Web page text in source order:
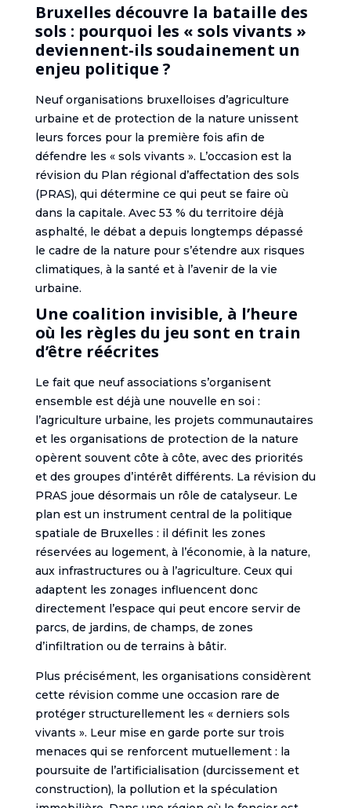
Bruxelles découvre la bataille des
sols : pourquoi les « sols vivants »
deviennent-ils soudainement un
enjeu politique ?
Neuf organisations bruxelloises d’agriculture
urbaine et de protection de la nature unissent
leurs forces pour la première fois afin de
défendre les « sols vivants ». L’occasion est la
révision du Plan régional d’affectation des sols
(PRAS), qui détermine ce qui peut se faire où
dans la capitale. Avec 53 % du territoire déjà
asphalté, le débat a depuis longtemps dépassé
le cadre de la nature pour s’étendre aux risques
climatiques, à la santé et à l’avenir de la vie
urbaine.
Une coalition invisible, à l’heure
où les règles du jeu sont en train
d’être réécrites
Le fait que neuf associations s’organisent
ensemble est déjà une nouvelle en soi :
l’agriculture urbaine, les projets communautaires
et les organisations de protection de la nature
opèrent souvent côte à côte, avec des priorités
et des groupes d’intérêt différents. La révision du
PRAS joue désormais un rôle de catalyseur. Le
plan est un instrument central de la politique
spatiale de Bruxelles : il définit les zones
réservées au logement, à l’économie, à la nature,
aux infrastructures ou à l’agriculture. Ceux qui
adaptent les zonages influencent donc
directement l’espace qui peut encore servir de
parcs, de jardins, de champs, de zones
d’infiltration ou de terrains à bâtir.
Plus précisément, les organisations considèrent
cette révision comme une occasion rare de
protéger structurellement les « derniers sols
vivants ». Leur mise en garde porte sur trois
menaces qui se renforcent mutuellement : la
poursuite de l’artificialisation (durcissement et
construction), la pollution et la spéculation